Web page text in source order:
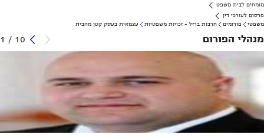
מומחים לבית משפט
פרסום לעורכי דין
משפטי
פורומים חרבות ברזל - זכויות משפטיות עצמאית בעסק קטן מהבית
מנהלי הפורום 10
/
1
עורך דין עידן דביר מתמחה בדין הצבאי על רבדיו השונים ועוסק בכל תחומי המשפט הצבאי לרבות משפט
צבאי-פלילי, דין משמעתי, משפט מנהלי והליכי גיוס לצה"ל. בעברו, שירת במגוון תפקידים בפרקליטות הצבאית
ובהם גם כסנגור צבאי. עו"ד דביר הינו בעל אישור ייצוג בבתי הדין הצבאיים ובפני ועדות וגורמי צבא שונים. עד
היום ייצג למעלה מאלף חיילים, נגדים וקצינים במגוון עבירות צבאיות – עבירות העדר מן השירות (השתמטות,
נפקדות, עריקות), עבירות נשק, עבירות סמים בצה"ל, עבירות תעבורה צבאיות, עבירות ביזה ועבירות מבצעיות,
התעללות ושררה כלפי פקודים, וכל שאר העבירות הפליליות המובהקות.
קביעת פגישה